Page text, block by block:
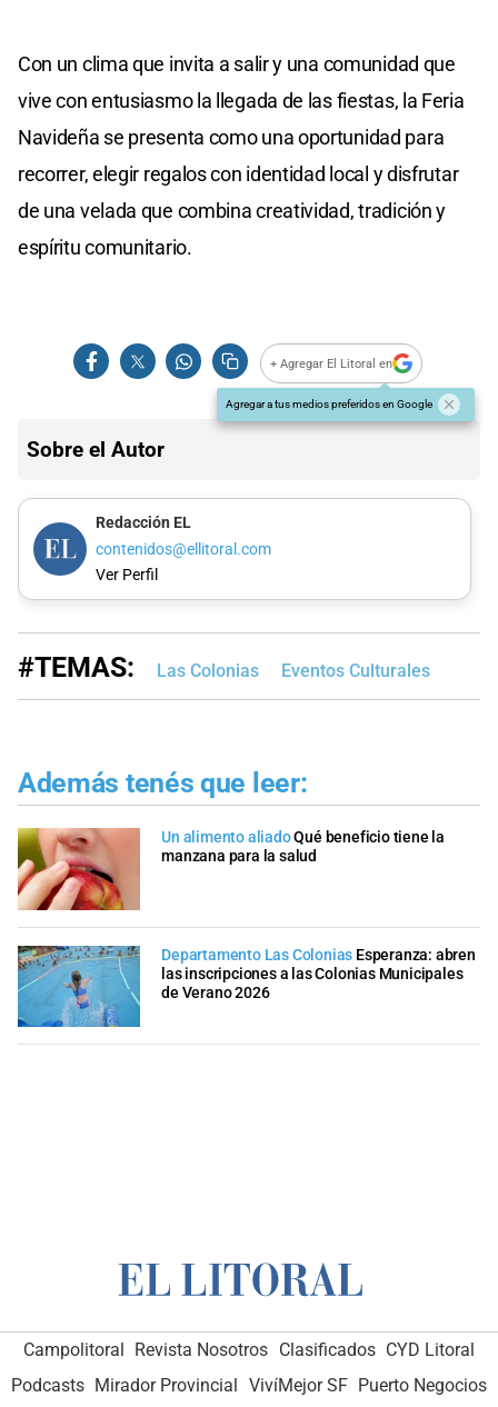
Con un clima que invita a salir y una comunidad que
vive con entusiasmo la llegada de las fiestas, la Feria
Navideña se presenta como una oportunidad para
recorrer, elegir regalos con identidad local y disfrutar
de una velada que combina creatividad, tradición y
espíritu comunitario.
+ Agregar El Litoral en
Agregar a tus medios preferidos en Google
Sobre el Autor
Redacción EL
contenidos@ellitoral.com
Ver Perfil
#TEMAS: Las Colonias Eventos Culturales
Además tenés que leer:
Un alimento aliadoQué beneficio tiene la
manzana para la salud
Departamento Las Colonias Esperanza: abren
las inscripciones a las Colonias Municipales
de Verano 2026
Campolitoral Revista Nosotros Clasificados CYD Litoral
Podcasts Mirador Provincial VivíMejor SF Puerto Negocios